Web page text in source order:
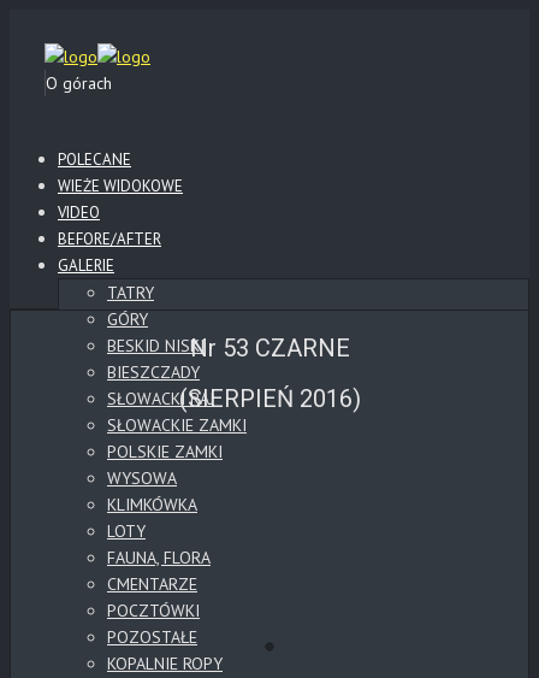
O górach
POLECANE
WIEŻE WIDOKOWE
VIDEO
BEFORE/AFTER
GALERIE
TATRY
GÓRY
BESKID NISKI
BIESZCZADY
SŁOWACKI RAJ
SŁOWACKIE ZAMKI
POLSKIE ZAMKI
WYSOWA
KLIMKÓWKA
LOTY
FAUNA, FLORA
CMENTARZE
POCZTÓWKI
POZOSTAŁE
KOPALNIE ROPY
Nr 53 CZARNE
(SIERPIEŃ 2016)